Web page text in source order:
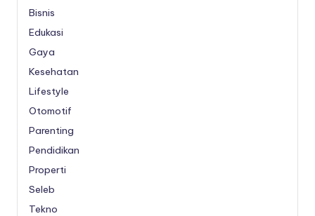
Bisnis
Edukasi
Gaya
Kesehatan
Lifestyle
Otomotif
Parenting
Pendidikan
Properti
Seleb
Tekno